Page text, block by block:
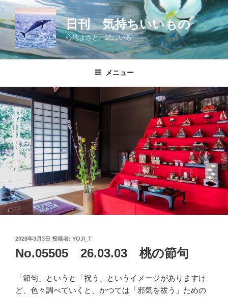
コ
ン
テ
ツ
キ
ッ
プ
日刊 気持ちいいもの
心地よさと一緒にいる
メニュー
投
稿
日:
2026年3月3日 投稿者: YOJI_T
No.05505 26.03.03 桃の節句
「節句」というと「祝う」というイメージがありますけ
ど、色々調べていくと、かつては「邪気を祓う」ための